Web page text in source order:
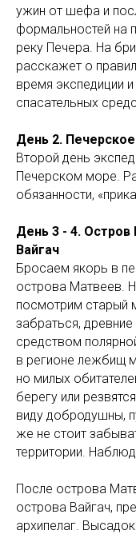
ужин от шефа и
формальностей на
реку Печера. На
расскажет о
время экспедиции
спасательных
День 2.
Второй день
Печерском море.
обязанности,
День 3 - 4. Остров
Вайгач
Бросаем якорь в
острова Матвеев.
посмотрим старый
забраться,
средством
в регионе лежбищ
но милых
берегу или
виду добродушны,
же не стоит
территории.
После острова
острова Вайгач,
архипелаг.